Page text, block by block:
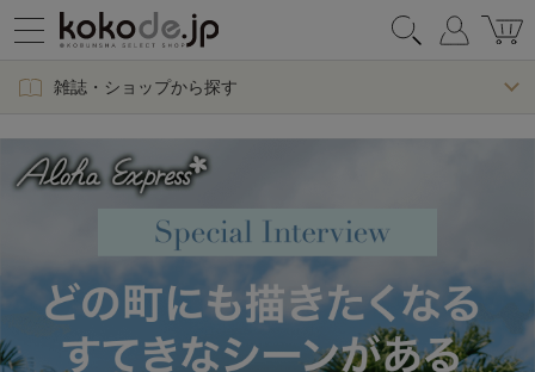
雑誌・ショップから探す